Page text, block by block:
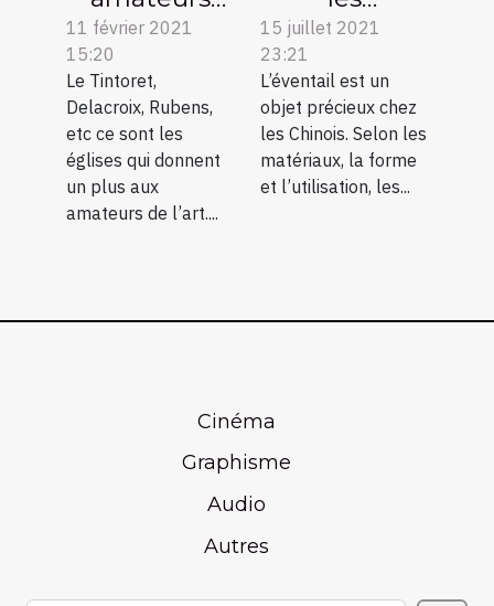
d'art et leur
RDV au sein
des églises
11 février 2021
15:20
Le Tintoret,
Delacroix, Rubens,
etc ce sont les
églises qui donnent
un plus aux
amateurs de l’art....
différentes
catégories
d’éventail
chinois ?
15 juillet 2021
23:21
L’éventail est un
objet précieux chez
les Chinois. Selon les
matériaux, la forme
et l’utilisation, les...
Cinéma
Graphisme
Audio
Autres